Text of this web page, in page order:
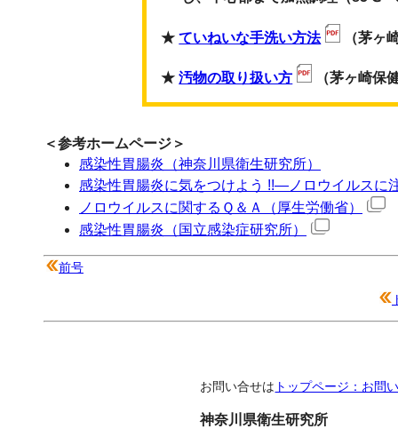
★ていねいな手洗い方法 （茅ヶ
★汚物の取り扱い方 （茅ヶ崎保
＜参考ホームページ＞
感染性胃腸炎（神奈川県衛生研究所）
感染性胃腸炎に気をつけよう !!―ノロウイルスに
ノロウイルスに関するＱ＆Ａ（厚生労働省）
感染性胃腸炎（国立感染症研究所）
前号
お問い合せは トップページ：お問
神奈川県衛生研究所